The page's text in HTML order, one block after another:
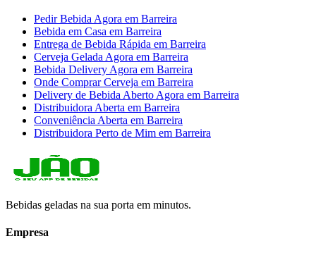
Pedir Bebida Agora em Barreira
Bebida em Casa em Barreira
Entrega de Bebida Rápida em Barreira
Cerveja Gelada Agora em Barreira
Bebida Delivery Agora em Barreira
Onde Comprar Cerveja em Barreira
Delivery de Bebida Aberto Agora em Barreira
Distribuidora Aberta em Barreira
Conveniência Aberta em Barreira
Distribuidora Perto de Mim em Barreira
Bebidas geladas na sua porta em minutos.
Empresa